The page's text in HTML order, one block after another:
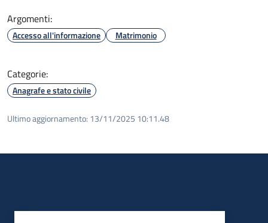
Argomenti:
Accesso all'informazione Matrimonio
Categorie:
Anagrafe e stato civile
Ultimo aggiornamento: 13/11/2025 10:11.48